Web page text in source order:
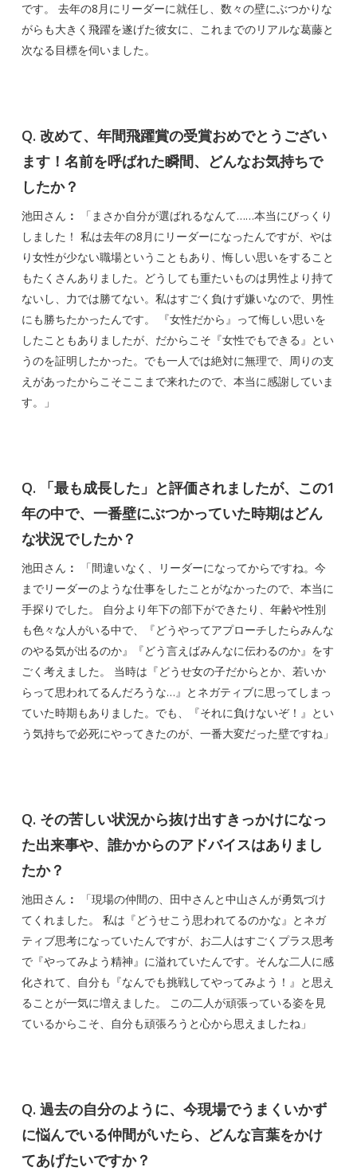
です。 去年の8月にリーダーに就任し、数々の壁にぶつかりな
がらも大きく飛躍を遂げた彼女に、これまでのリアルな葛藤と
次なる目標を伺いました。
Q. 改めて、年間飛躍賞の受賞おめでとうござい
ます！名前を呼ばれた瞬間、どんなお気持ちで
したか？
池田さん ：
「まさか自分が選ばれるなんて……本当にびっくり
しました！ 私は去年の8月にリーダーになったんですが、やは
り女性が少ない職場ということもあり、悔しい思いをすること
もたくさんありました。どうしても重たいものは男性より持て
ないし、力では勝てない。私はすごく負けず嫌いなので、男性
にも勝ちたかったんです。 『女性だから』って悔しい思いを
したこともありましたが、だからこそ『女性でもできる』とい
うのを証明したかった。でも一人では絶対に無理で、周りの支
えがあったからこそここまで来れたので、本当に感謝していま
す。」
Q. 「最も成長した」と評価されましたが、この1
年の中で、一番壁にぶつかっていた時期はどん
な状況でしたか？
池田さん ：
「間違いなく、リーダーになってからですね。今
までリーダーのような仕事をしたことがなかったので、本当に
手探りでした。 自分より年下の部下ができたり、年齢や性別
も色々な人がいる中で、『どうやってアプローチしたらみんな
のやる気が出るのか』『どう言えばみんなに伝わるのか』をす
ごく考えました。 当時は『どうせ女の子だからとか、若いか
らって思われてるんだろうな…』とネガティブに思ってしまっ
ていた時期もありました。でも、『それに負けないぞ！』とい
う気持ちで必死にやってきたのが、一番大変だった壁ですね」
Q. その苦しい状況から抜け出すきっかけになっ
た出来事や、誰かからのアドバイスはありまし
たか？
池田さん ：
「現場の仲間の、田中さんと中山さんが勇気づけ
てくれました。 私は『どうせこう思われてるのかな』とネガ
ティブ思考になっていたんですが、お二人はすごくプラス思考
で『やってみよう精神』に溢れていたんです。そんな二人に感
化されて、自分も『なんでも挑戦してやってみよう！』と思え
ることが一気に増えました。 この二人が頑張っている姿を見
ているからこそ、自分も頑張ろうと心から思えましたね」
Q. 過去の自分のように、今現場でうまくいかず
に悩んでいる仲間がいたら、どんな言葉をかけ
てあげたいですか？